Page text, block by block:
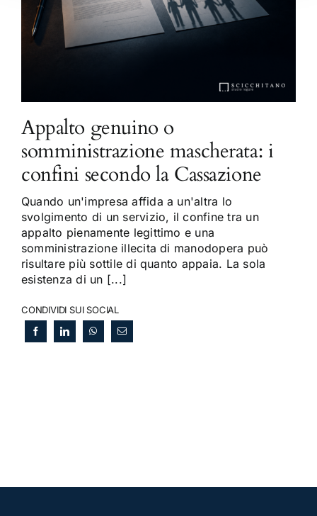
Appalto genuino o
somministrazione mascherata: i
confini secondo la Cassazione
Quando un'impresa affida a un'altra lo
svolgimento di un servizio, il confine tra un
appalto pienamente legittimo e una
somministrazione illecita di manodopera può
risultare più sottile di quanto appaia. La sola
esistenza di un [...]
CONDIVIDI SUI SOCIAL